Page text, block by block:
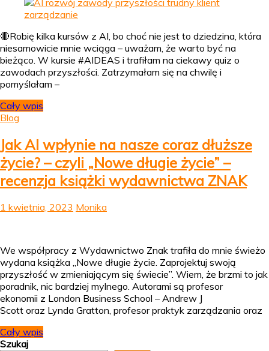
🔴Robię kilka kursów z AI, bo choć nie jest to dziedzina, która
niesamowicie mnie wciąga – uważam, że warto być na
bieżąco. W kursie #AIDEAS i trafiłam na ciekawy quiz o
zawodach przyszłości. Zatrzymałam się na chwilę i
pomyślałam –
Cały wpis
Blog
Jak AI wpłynie na nasze coraz dłuższe
życie? – czyli „Nowe długie życie” –
recenzja książki wydawnictwa ZNAK
1 kwietnia, 2023 Monika
We współpracy z Wydawnictwo Znak trafiła do mnie świeżo
wydana książka „Nowe długie życie. Zaprojektuj swoją
przyszłość w zmieniającym się świecie”. Wiem, że brzmi to jak
poradnik, nic bardziej mylnego. Autorami są profesor
ekonomii z London Business School – Andrew J
Scott oraz Lynda Gratton, profesor praktyk zarządzania oraz
Cały wpis
Szukaj